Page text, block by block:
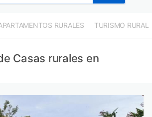
RURALES TURISMO RURAL
Casas rurales en